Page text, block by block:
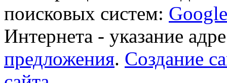
поисковых систем: Google
Интернета - указание
предложения. Создание